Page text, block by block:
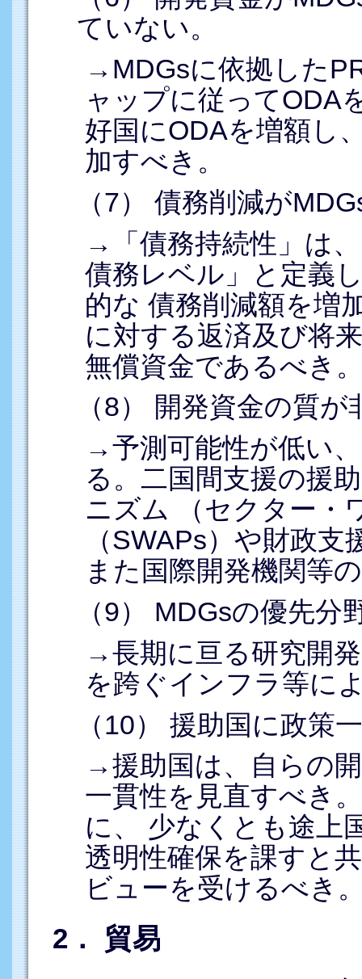
ていない。
→MDGsに依拠した
ャップに従ってODA
好国にODAを増額し
加すべき。
（7） 債務削減が
→「債務持続性」は
債務レベル」と定義
的な 債務削減額を増
に対する返済及び将
無償資金であるべき
（8） 開発資金の質
→予測可能性が低い
る。二国間支援の援
ニズム （セクター・
（SWAPs）や財政
また国際開発機関等
（9） MDGsの優先
→長期に亘る研究開
を跨ぐインフラ等に
（10） 援助国に政策
→援助国は、自らの
一貫性を見直すべき
に、 少なくとも途上
透明性確保を課すと
ビューを受けるべき
2． 貿易